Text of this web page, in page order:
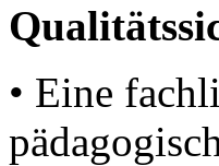
• Eine